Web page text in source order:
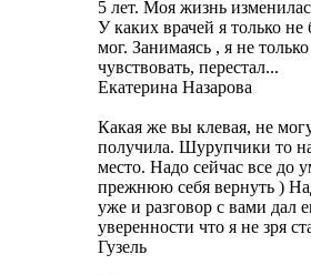
5 лет. Моя жизнь
У каких врачей я только
мог. Занимаясь , я не
чувствовать, перестал...
Екатерина Назарова
Какая же вы клевая, не
получила. Шурупчики то
место. Надо сейчас все до
прежнюю себя вернуть )
уже и разговор с вами дал
уверенности что я не зря
Гузель